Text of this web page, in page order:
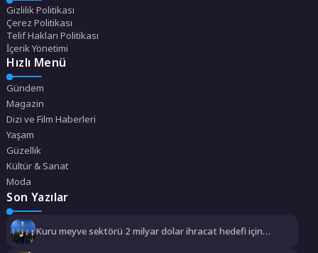
Gizlilik Politikası
Çerez Politikası
Telif Hakları Politikası
İçerik Yönetimi
Hızlı Menü
Gündem
Magazin
Dizi ve Film Haberleri
Yaşam
Güzellik
Kültür & Sanat
Moda
Son Yazılar
Kuru meyve sektörü 2 milyar dolar ihracat hedefi için